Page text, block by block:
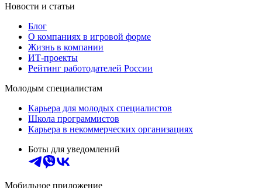
Новости и статьи
Блог
О компаниях в игровой форме
Жизнь в компании
ИТ-проекты
Рейтинг работодателей России
Молодым специалистам
Карьера для молодых специалистов
Школа программистов
Карьера в некоммерческих организациях
Боты для уведомлений
Мобильное приложение